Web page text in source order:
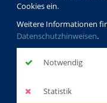
Cookies ein.
Weitere Informationen
Datenschutzhinweisen.
Notwendig
Statistik